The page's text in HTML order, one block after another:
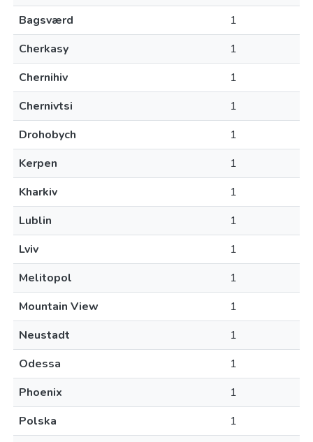
Bagsværd
1
Cherkasy
1
Chernihiv
1
Chernivtsi
1
Drohobych
1
Kerpen
1
Kharkiv
1
Lublin
1
Lviv
1
Melitopol
1
Mountain View
1
Neustadt
1
Odessa
1
Phoenix
1
Polska
1